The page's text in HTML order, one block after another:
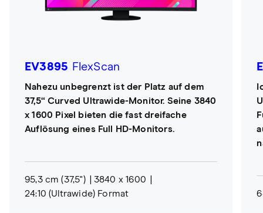
EV3895 FlexScan
Nahezu unbegrenzt ist der Platz auf dem
37,5“ Curved Ultrawide-Monitor. Seine 3840
x 1600 Pixel bieten die fast dreifache
Auflösung eines Full HD-Monitors.
95,3 cm (37,5")
3840 x 1600
24:10 (Ultrawide) Format